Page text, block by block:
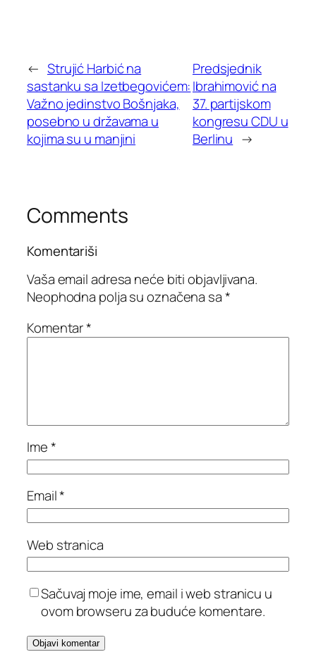
← Strujić Harbić na
sastanku sa Izetbegovićem:
Važno jedinstvo Bošnjaka,
posebno u državama u
kojima su u manjini
Predsjednik
Ibrahimović na
37. partijskom
kongresu CDU u
Berlinu →
Comments
Komentariši
Vaša email adresa neće biti objavljivana.
Neophodna polja su označena sa*
Komentar*
Ime*
Email*
Web stranica
Sačuvaj moje ime, email i web stranicu u
ovom browseru za buduće komentare.